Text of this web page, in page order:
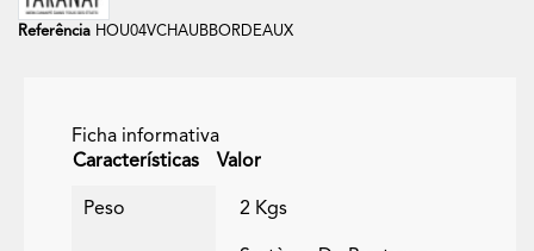
Referência HOU04VCHAUBBORDEAUX
Ficha informativa
Características
Valor
Peso 2 Kgs